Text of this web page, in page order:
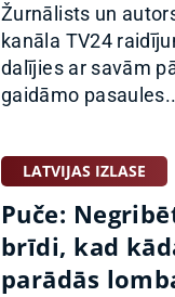
Žurnālists un
kanāla TV24
dalījies ar savām
gaidāmo
LATVIJAS IZLASE
Puče:
brīdi, kad
parādās